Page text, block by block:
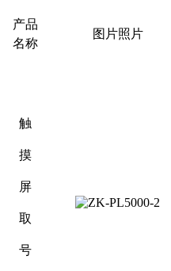
产品
名称
图片照片
触
摸
屏
取
号